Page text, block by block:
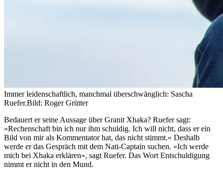
Immer leidenschaftlich, manchmal überschwänglich: Sascha
Ruefer.Bild: Roger Grütter
Bedauert er seine Aussage über Granit Xhaka? Ruefer sagt:
«Rechenschaft bin ich nur ihm schuldig. Ich will nicht, dass er ein
Bild von mir als Kommentator hat, das nicht stimmt.» Deshalb
werde er das Gespräch mit dem Nati-Captain suchen. «Ich werde
mich bei Xhaka erklären», sagt Ruefer. Das Wort Entschuldigung
nimmt er nicht in den Mund.